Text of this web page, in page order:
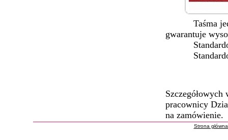
Taśma
gwarantuje
pracownicy
na zamówienie.
Strona